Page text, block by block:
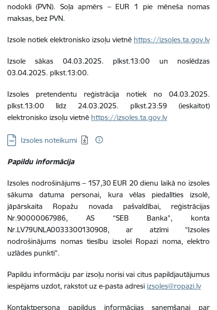
nodokli (PVN). Soļa apmērs – EUR 1 pie mēneša nomas
maksas, bez PVN.
Izsole notiek elektronisko izsoļu vietnē https://izsoles.ta.gov.lv
Izsole sākas 04.03.2025. plkst.13:00 un noslēdzas
03.04.2025. plkst.13:00.
Izsoles pretendentu reģistrācija notiek no 04.03.2025.
plkst.13:00 līdz 24.03.2025. plkst.23:59 (ieskaitot)
elektronisko izsoļu vietnē https://izsoles.ta.gov.lv
Lejupielādēt:
Izsoles noteikumi
Papildu informācija
Izsoles nodrošinājums – 157,30 EUR 20 dienu laikā no izsoles
sākuma datuma personai, kura vēlas piedalīties izsolē,
jāpārskaita Ropažu novada pašvaldībai, reģistrācijas
Nr.90000067986, AS “SEB Banka”, konta
Nr.LV79UNLA0033300130908, ar atzīmi “Izsoles
nodrošinājums nomas tiesību izsolei Ropazi noma, elektro
uzlādes punkti”.
Papildu informāciju par izsoļu norisi vai citus papildjautājumus
iespējams uzdot, rakstot uz e-pasta adresi izsoles@ropazi.lv
Kontaktpersona papildus informācijas saņemšanai par